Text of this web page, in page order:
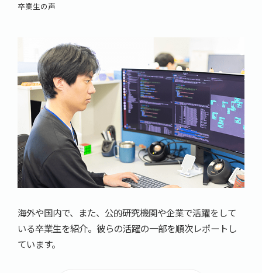
卒業生の声
海外や国内で、また、公的研究機関や企業で活躍をして
いる卒業生を紹介。彼らの活躍の一部を順次レポートし
ています。